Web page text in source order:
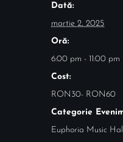
Dată:
martie 2, 2025
Oră:
6:00 pm - 11:00 pm
Cost:
RON30- RON60
Categorie
Euphoria Music Hall